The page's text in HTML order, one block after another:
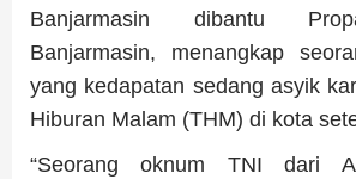
Banjarmasin dibantu
Banjarmasin, menangkap
yang kedapatan sedang asyik
Hiburan Malam (THM) di kota
“Seorang oknum TNI dari